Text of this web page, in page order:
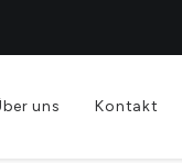
uns Kontakt